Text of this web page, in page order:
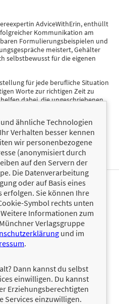
AdviceWithErin, enthüllt
Kommunikation am
Formulierungsbeispielen und
meistert, Gehälter
selbstbewusst für die eigenen
für jede berufliche Situation
Worte zur richtigen Zeit zu
dabei, die ungeschriebenen
und die eigene Karriere gezielt
liegt in der Macht der Sprache.
Filmregisseurin und
begann sie auf Social Media
zu geben und setzt sich
big sister« dafür ein, die
und zu transformieren.
Street Journal und bei Fortune
ähnliche Technologien
Verhalten besser kennen
wir personenbezogene
(anonymisiert durch
auf den Servern der
Die Datenverarbeitung
oder auf Basis eines
erfolgen. Sie können Ihre
Symbol rechts unten
Informationen zum
Verlagsgruppe
und im
.
Dann kannst du selbst
einwilligen. Du kannst
Erziehungsberechtigten
Services einzuwilligen.